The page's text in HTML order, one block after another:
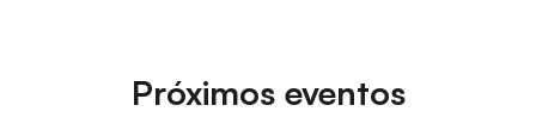
Próximos eventos